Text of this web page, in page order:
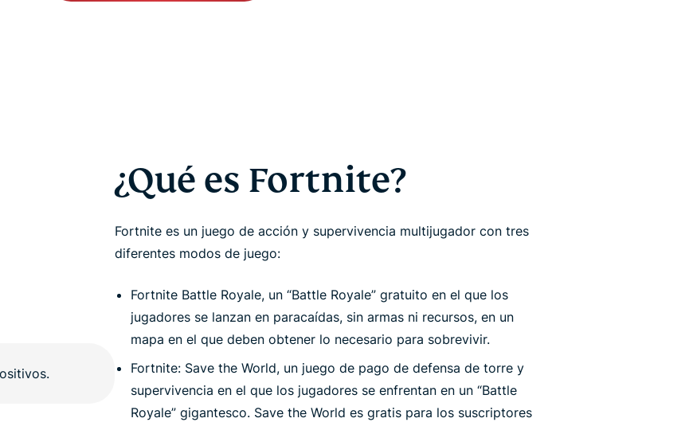
¿Qué es Fortnite?
Fortnite es un juego de acción y supervivencia multijugador con tres
diferentes modos de juego:
Fortnite Battle Royale, un “Battle Royale” gratuito en el que los
jugadores se lanzan en paracaídas, sin armas ni recursos, en un
mapa en el que deben obtener lo necesario para sobrevivir.
Fortnite: Save the World, un juego de pago de defensa de torre y
supervivencia en el que los jugadores se enfrentan en un “Battle
Royale” gigantesco. Save the World es gratis para los suscriptores